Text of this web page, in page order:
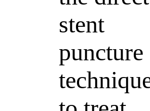
stent
puncture